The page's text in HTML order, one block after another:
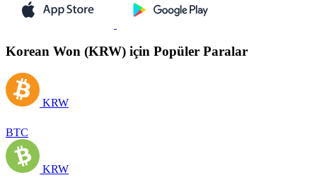
Korean Won (KRW) için Popüler Paralar
KRW
BTC
KRW